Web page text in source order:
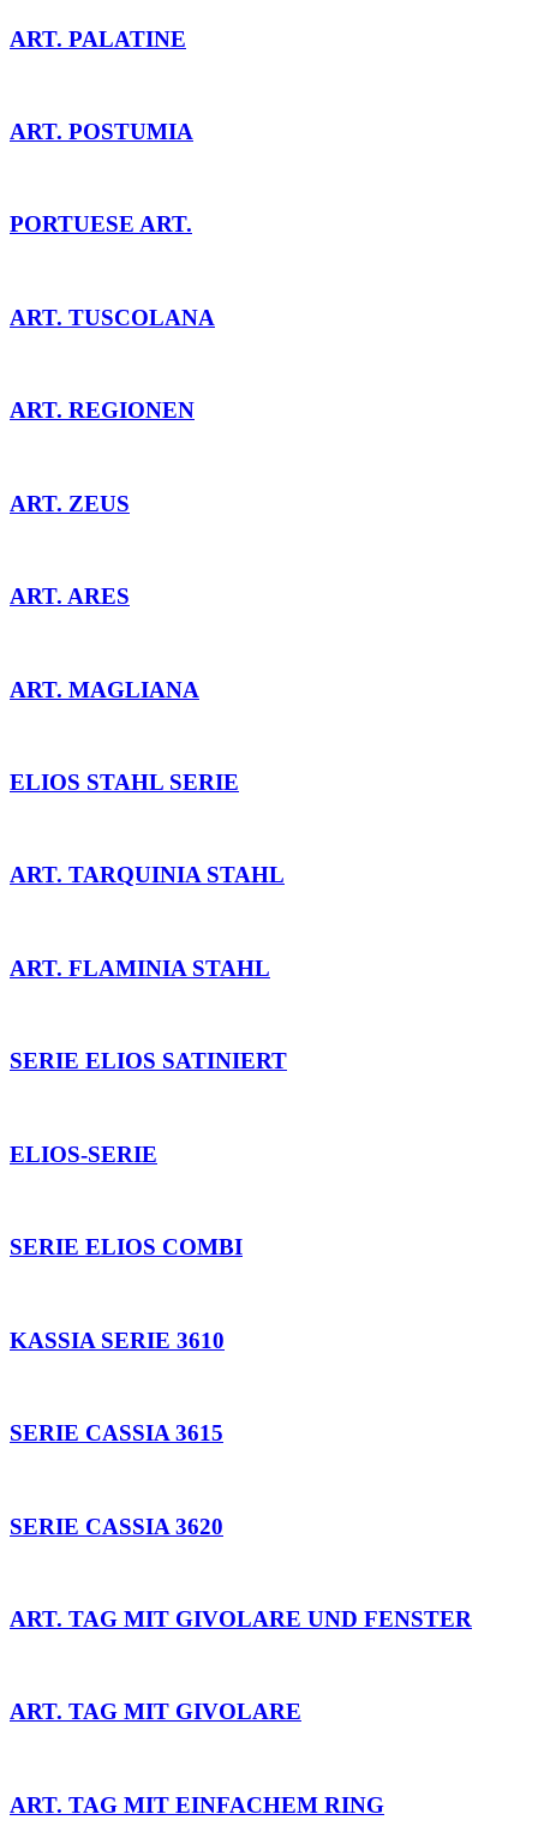
ART. PALATINE
ART. POSTUMIA
PORTUESE ART.
ART. TUSCOLANA
ART. REGIONEN
ART. ZEUS
ART. ARES
ART. MAGLIANA
ELIOS STAHL SERIE
ART. TARQUINIA STAHL
ART. FLAMINIA STAHL
SERIE ELIOS SATINIERT
ELIOS-SERIE
SERIE ELIOS COMBI
KASSIA SERIE 3610
SERIE CASSIA 3615
SERIE CASSIA 3620
ART. TAG MIT GIVOLARE UND FENSTER
ART. TAG MIT GIVOLARE
ART. TAG MIT EINFACHEM RING